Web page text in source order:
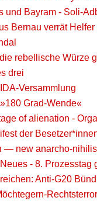
und Bayram - Soli-
Bernau verrät
rebellische Würze
drei
Versammlung
Grad-Wende«
of alienation -
der
— new anarcho-
- 8. Prozesstag
Anti-G20